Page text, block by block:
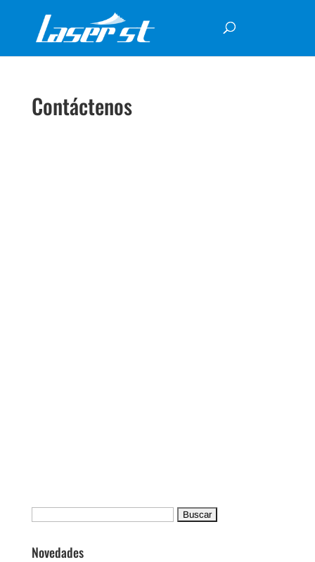
Contáctenos
Buscar:
Novedades